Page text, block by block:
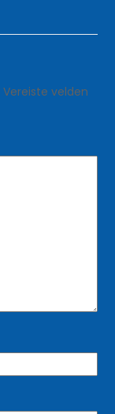
Vereiste velden